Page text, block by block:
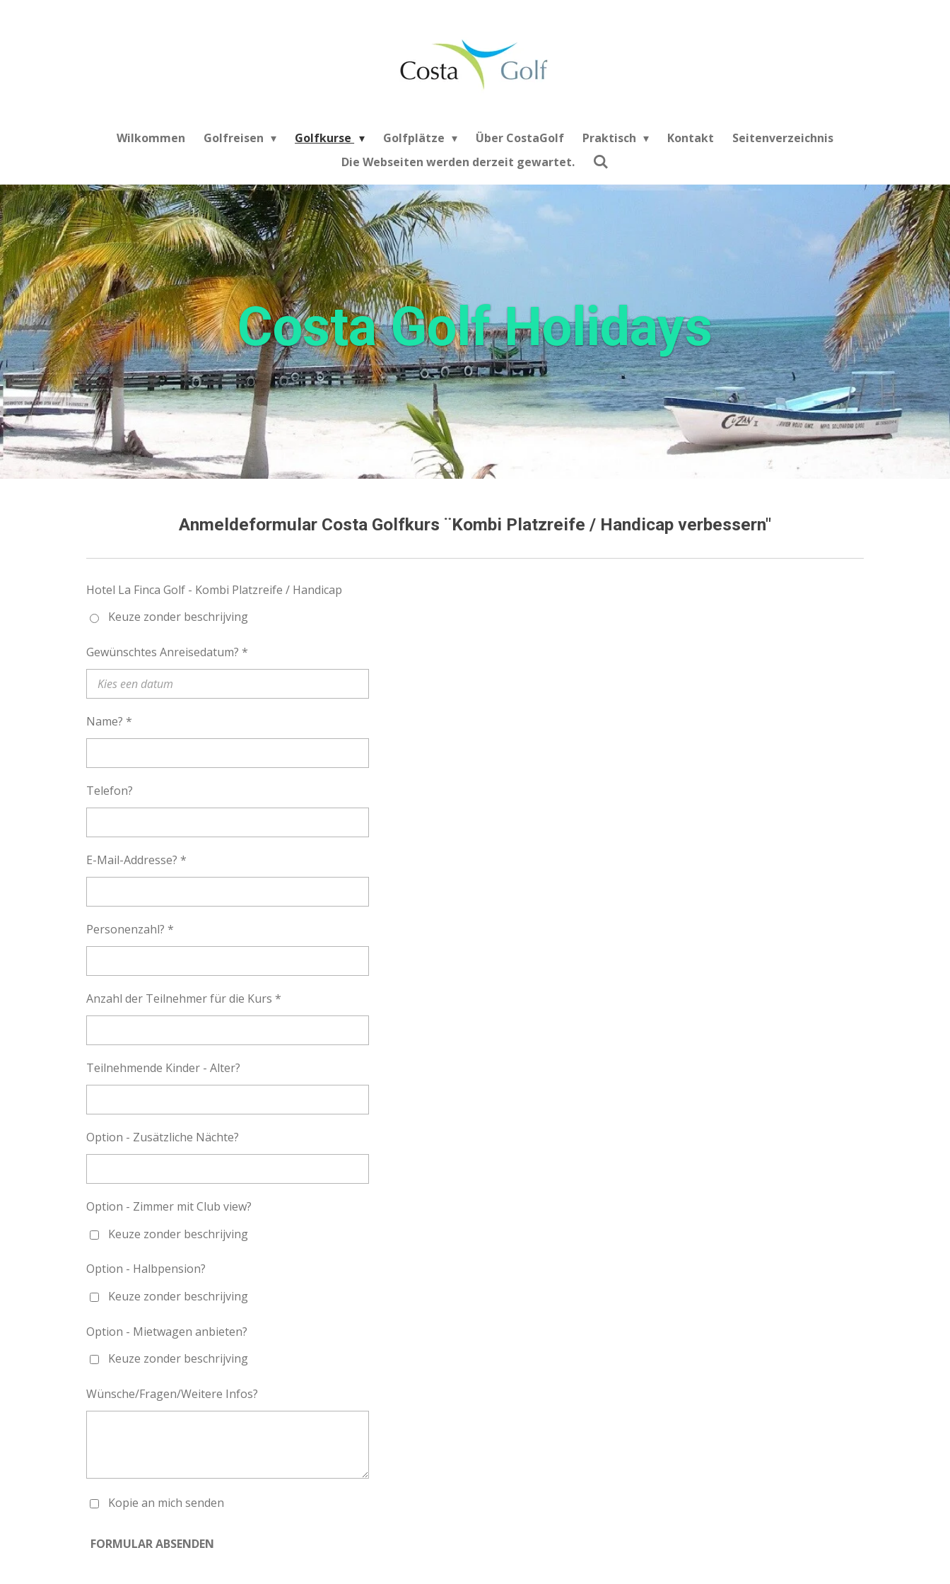
Wilkommen Golfreisen Golfkurse Golfplätze Über CostaGolf Praktisch Kontakt
Seitenverzeichnis
Die Webseiten werden derzeit gewartet.
Costa Golf Holidays
Anmeldeformular Costa Golfkurs ¨Kombi Platzreife / Handicap verbessern"
Hotel La Finca Golf - Kombi Platzreife / Handicap
Keuze zonder beschrijving
Gewünschtes Anreisedatum? *
Name? *
Telefon?
E-Mail-Addresse? *
Personenzahl? *
Anzahl der Teilnehmer für die Kurs *
Teilnehmende Kinder - Alter?
Option - Zusätzliche Nächte?
Option - Zimmer mit Club view?
Keuze zonder beschrijving
Option - Halbpension?
Keuze zonder beschrijving
Option - Mietwagen anbieten?
Keuze zonder beschrijving
Wünsche/Fragen/Weitere Infos?
Kopie an mich senden
FORMULAR ABSENDEN